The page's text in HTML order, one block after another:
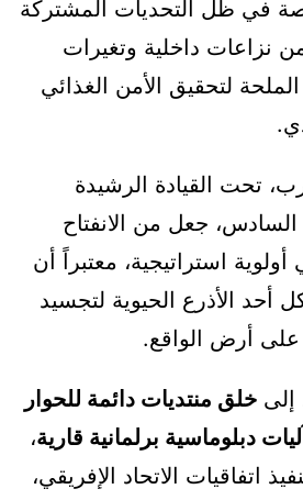
في ظل التحديات المشتركة
من نزاعات داخلية وتغيرات
لتحقيق الأمن الغذائي
تحت القيادة الرشيدة
جعل من الانفتاح
استراتيجية، معتبراً أن
أحد الأذرع الحيوية لتجسيد
على أرض الواقع.
إلى خلق منتديات دائمة للحوار
دبلوماسية برلمانية قارية،
اتفاقيات الاتحاد الإفريقي،